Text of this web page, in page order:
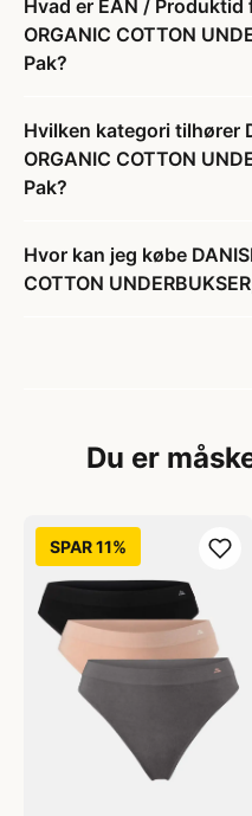
Hvad er EAN / Produktid
ORGANIC COTTON
Pak?
Hvilken kategori tilhører
ORGANIC COTTON
Pak?
Hvor kan jeg købe
COTTON
Du er
SPAR 11%